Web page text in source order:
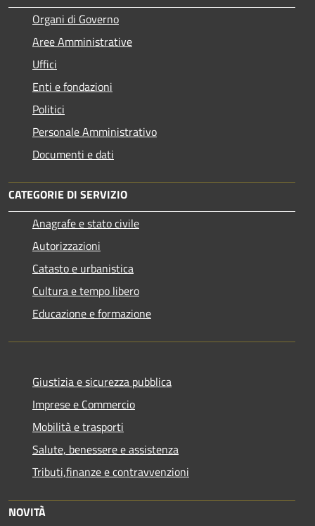
Organi di Governo
Aree Amministrative
Uffici
Enti e fondazioni
Politici
Personale Amministrativo
Documenti e dati
CATEGORIE DI SERVIZIO
Anagrafe e stato civile
Autorizzazioni
Catasto e urbanistica
Cultura e tempo libero
Educazione e formazione
Giustizia e sicurezza pubblica
Imprese e Commercio
Mobilità e trasporti
Salute, benessere e assistenza
Tributi,finanze e contravvenzioni
NOVITÀ